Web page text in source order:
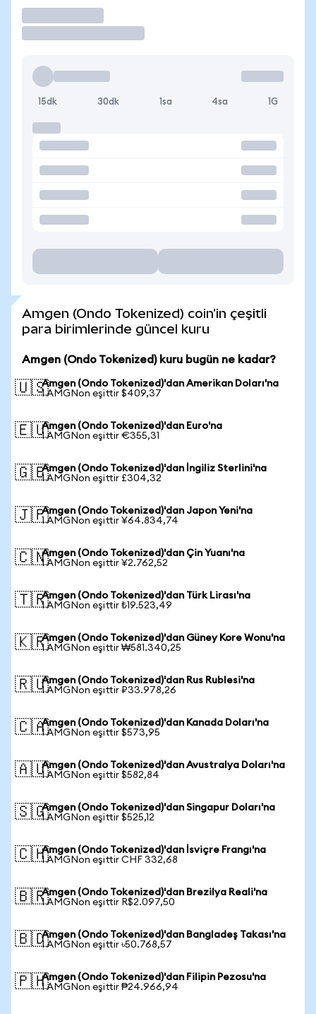
15dk 30dk 1sa 4sa 1G
Amgen (Ondo Tokenized) coin'in çeşitli
para birimlerinde güncel kuru
Amgen (Ondo Tokenized) kuru bugün ne kadar?
🇺🇸Amgen (Ondo Tokenized)'dan Amerikan Doları'na
1 AMGNon eşittir $409,37
🇪🇺Amgen (Ondo Tokenized)'dan Euro'na
1 AMGNon eşittir €355,31
🇬🇧Amgen (Ondo Tokenized)'dan İngiliz Sterlini'na
1 AMGNon eşittir £304,32
🇯🇵Amgen (Ondo Tokenized)'dan Japon Yeni'na
1 AMGNon eşittir ¥64.834,74
🇨🇳Amgen (Ondo Tokenized)'dan Çin Yuanı'na
1 AMGNon eşittir ¥2.762,52
🇹🇷Amgen (Ondo Tokenized)'dan Türk Lirası'na
1 AMGNon eşittir ₺19.523,49
🇰🇷Amgen (Ondo Tokenized)'dan Güney Kore Wonu'na
1 AMGNon eşittir ₩581.340,25
🇷🇺Amgen (Ondo Tokenized)'dan Rus Rublesi'na
1 AMGNon eşittir ₽33.978,26
🇨🇦Amgen (Ondo Tokenized)'dan Kanada Doları'na
1 AMGNon eşittir $573,95
🇦🇺Amgen (Ondo Tokenized)'dan Avustralya Doları'na
1 AMGNon eşittir $582,84
🇸🇬Amgen (Ondo Tokenized)'dan Singapur Doları'na
1 AMGNon eşittir $525,12
🇨🇭Amgen (Ondo Tokenized)'dan İsviçre Frangı'na
1 AMGNon eşittir CHF 332,68
🇧🇷Amgen (Ondo Tokenized)'dan Brezilya Reali'na
1 AMGNon eşittir R$2.097,50
🇧🇩Amgen (Ondo Tokenized)'dan Bangladeş Takası'na
1 AMGNon eşittir ৳50.768,57
🇵🇭Amgen (Ondo Tokenized)'dan Filipin Pezosu'na
1 AMGNon eşittir ₱24.966,94